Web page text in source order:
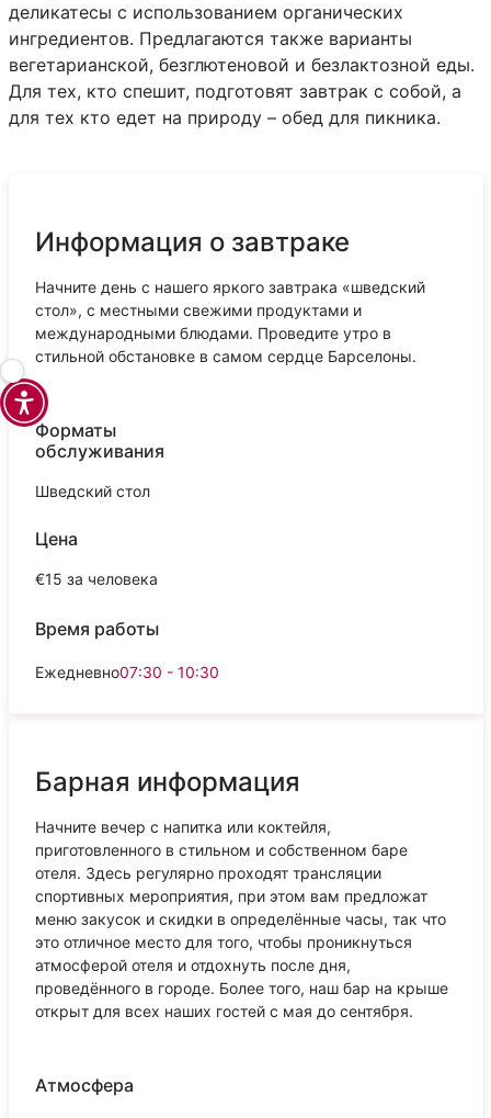
деликатесы с использованием органических
ингредиентов. Предлагаются также варианты
вегетарианской, безглютеновой и безлактозной еды.
Для тех, кто спешит, подготовят завтрак с собой, а
для тех кто едет на природу – обед для пикника.
Информация о завтраке
Начните день с нашего яркого завтрака «шведский
стол», с местными свежими продуктами и
международными блюдами. Проведите утро в
стильной обстановке в самом сердце Барселоны.
Форматы
обслуживания
Шведский стол
Цена
€15 за человека
Время работы
Ежедневно07:30 - 10:30
Барная информация
Начните вечер с напитка или коктейля,
приготовленного в стильном и собственном баре
отеля. Здесь регулярно проходят трансляции
спортивных мероприятия, при этом вам предложат
меню закусок и скидки в определённые часы, так что
это отличное место для того, чтобы проникнуться
атмосферой отеля и отдохнуть после дня,
проведённого в городе. Более того, наш бар на крыше
открыт для всех наших гостей с мая до сентября.
Атмосфера